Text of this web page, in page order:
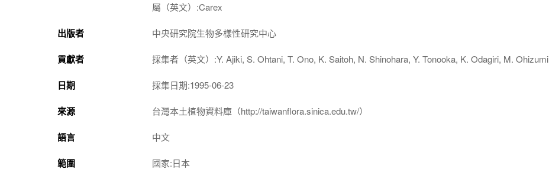
屬（英文）:Carex
出版者 中央研究院生物多樣性研究中心
貢獻者 採集者（英文）:Y. Ajiki, S. Ohtani, T. Ono, K. Saitoh, N. Shinohara, Y. Tonooka, K. Odagiri, M. Ohizumi
日期 採集日期:1995-06-23
來源 台灣本土植物資料庫（http://taiwanflora.sinica.edu.tw/）
語言 中文
範圍 國家:日本